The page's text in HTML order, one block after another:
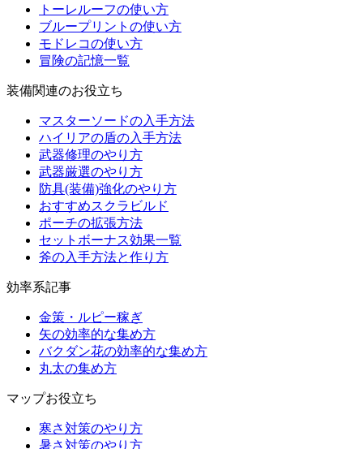
トーレルーフの使い方
ブループリントの使い方
モドレコの使い方
冒険の記憶一覧
装備関連のお役立ち
マスターソードの入手方法
ハイリアの盾の入手方法
武器修理のやり方
武器厳選のやり方
防具(装備)強化のやり方
おすすめスクラビルド
ポーチの拡張方法
セットボーナス効果一覧
斧の入手方法と作り方
効率系記事
金策・ルピー稼ぎ
矢の効率的な集め方
バクダン花の効率的な集め方
丸太の集め方
マップお役立ち
寒さ対策のやり方
暑さ対策のやり方